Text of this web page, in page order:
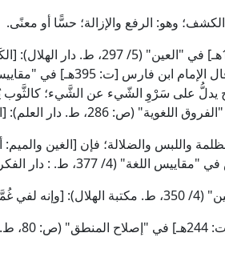
وهو: الرفع والإزالة؛ حسًّا أو معنًى.
قال الإمام الخليل [ت: 170هـ] في
على سَرْوِ الشّيء عن الشَّيء؛ كالثَّوب
واللبس والضلالة؛ فإن [الغين
(4/ 377، ط. : دار الفكر).
يهتد له] اهـ.
وقال